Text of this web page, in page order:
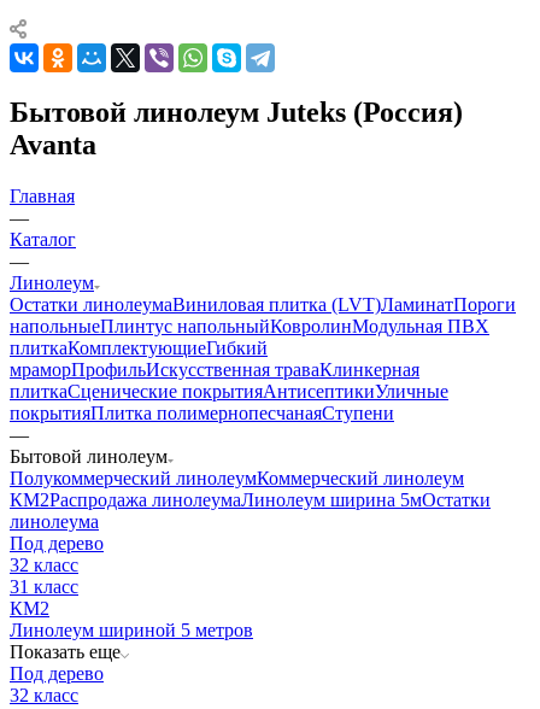
Бытовой линолеум Juteks (Россия)
Avanta
Главная
—
Каталог
—
Линолеум
Остатки линолеумаВиниловая плитка (LVT)ЛаминатПороги
напольныеПлинтус напольныйКовролинМодульная ПВХ
плиткаКомплектующиеГибкий
мраморПрофильИскусственная траваКлинкерная
плиткаСценические покрытияАнтисептикиУличные
покрытияПлитка полимернопесчанаяСтупени
—
Бытовой линолеум
Полукоммерческий линолеумКоммерческий линолеум
КМ2Распродажа линолеумаЛинолеум ширина 5мОстатки
линолеума
Под дерево
32 класс
31 класс
КМ2
Линолеум шириной 5 метров
Показать еще
Под дерево
32 класс